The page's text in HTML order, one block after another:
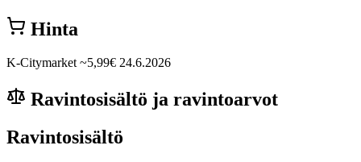
Hinta
K-Citymarket ~5,99€ 24.6.2026
Ravintosisältö ja ravintoarvot
Ravintosisältö